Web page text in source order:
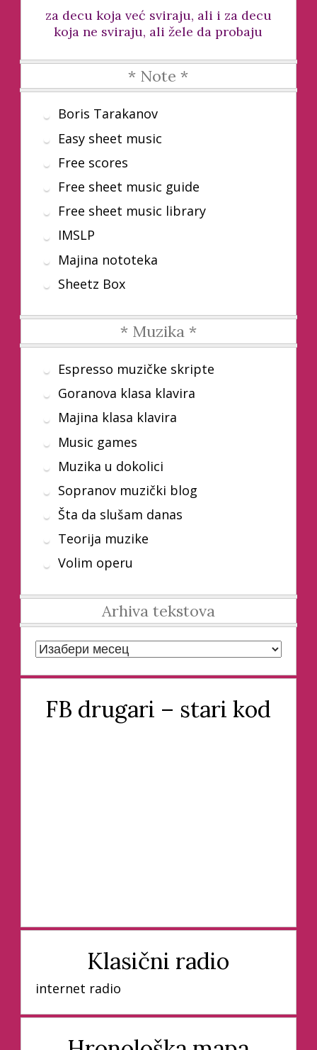
za decu koja već sviraju, ali i za decu
koja ne sviraju, ali žele da probaju
* Note *
Boris Tarakanov
Easy sheet music
Free scores
Free sheet music guide
Free sheet music library
IMSLP
Majina nototeka
Sheetz Box
* Muzika *
Espresso muzičke skripte
Goranova klasa klavira
Majina klasa klavira
Music games
Muzika u dokolici
Sopranov muzički blog
Šta da slušam danas
Teorija muzike
Volim operu
Arhiva tekstova
Arhiva tekstova
FB drugari – stari kod
Klasični radio
internet radio